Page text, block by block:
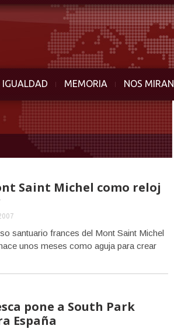
IGUALDAD MEMORIA NOS MIRAN
Saint Michel como reloj
santuario frances del Mont Saint Michel
unos meses como aguja para crear
pone a South Park
España